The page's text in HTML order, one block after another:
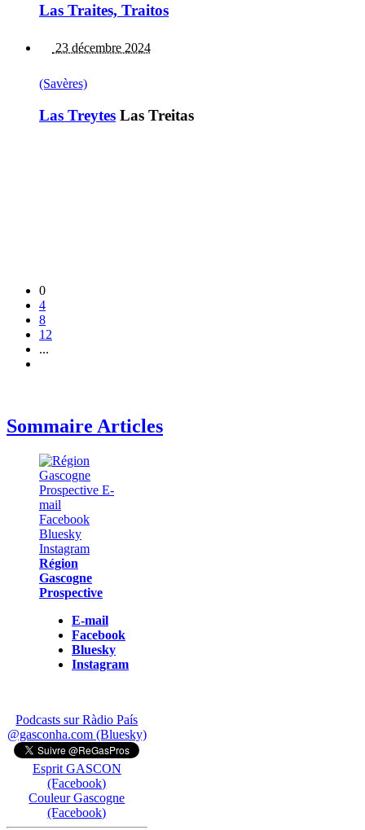
Las Traites, Traitos
23 décembre 2024
(Savères)
Las Treytes Las Treitas
0
4
8
12
...
Sommaire Articles
Région
Gascogne
Prospective
E-mail
Facebook
Bluesky
Instagram
Podcasts sur Ràdio País
@gasconha.com (Bluesky)
Esprit GASCON
(Facebook)
Couleur Gascogne
(Facebook)